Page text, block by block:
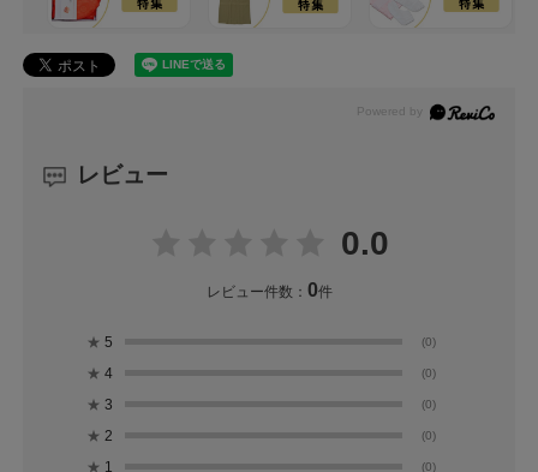
レビュー
0.0
レビュー件数： 0件
★ 5 (0)
★ 4 (0)
★ 3 (0)
★ 2 (0)
★ 1 (0)